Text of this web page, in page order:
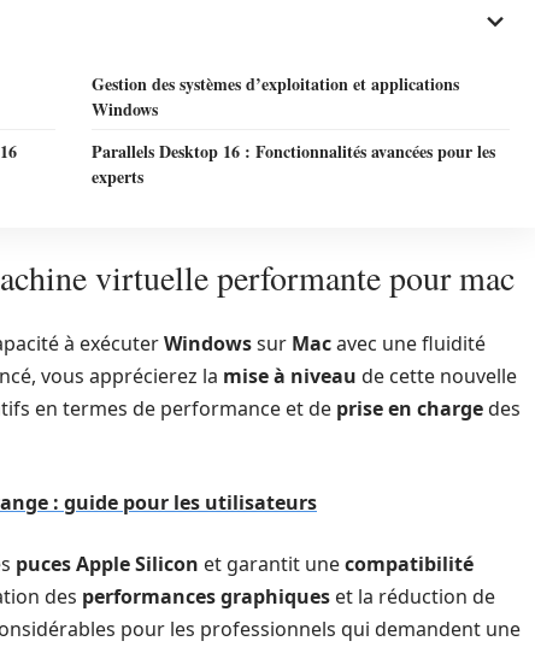
Gestion des systèmes d’exploitation et applications
Windows
Parallels Desktop 16 : Fonctionnalités avancées pour les
experts
virtuelle performante pour mac
à exécuterWindowssur Macavec une fluidité
vous apprécierez la mise à niveau de cette nouvelle
en termes de performance et de prise en chargedes
: guide pour les utilisateurs
puces Apple Silicon et garantit unecompatibilité
des performances graphiques et la réduction de
pour les professionnels qui demandent une